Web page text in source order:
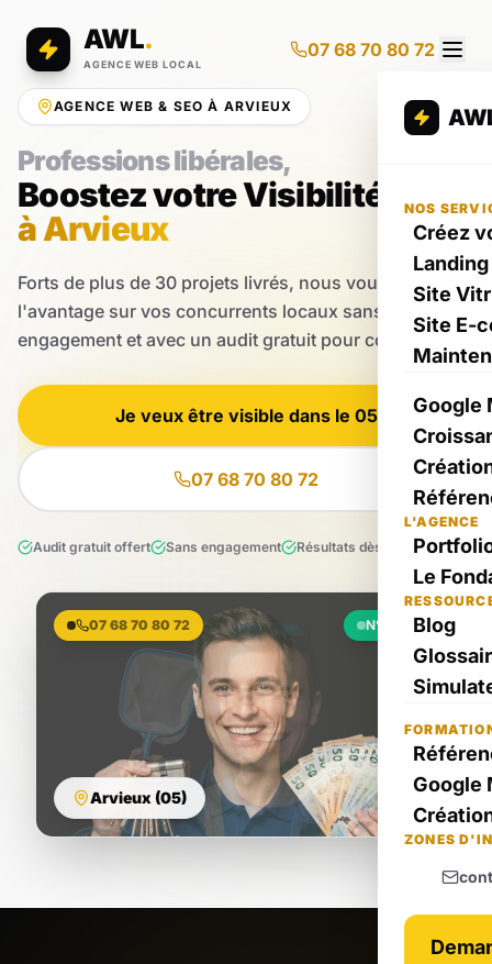
AWL.
AGENCE WEB LOCAL
07 68 70 80 72
NOS
Créez
Site
Site E-
Google
L'AGENCE
Le
Blog
Google
ZONES
AGENCE WEB & SEO À ARVIEUX
Professions libérales,
Boostez votre Visibilité
à Arvieux
Forts de plus de 30 projets livrés, nous vous donnons
l'avantage sur vos concurrents locaux sans
engagement et avec un audit gratuit pour commencer.
Je veux être visible dans le 05
07 68 70 80 72
Audit gratuit offert Sans engagement Résultats dès le 1er mois
07 68 70 80 72
Arvieux (05)
N°1 Local